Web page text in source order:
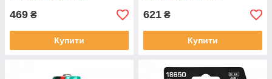
469 ₴
Купити
621 ₴
Купити